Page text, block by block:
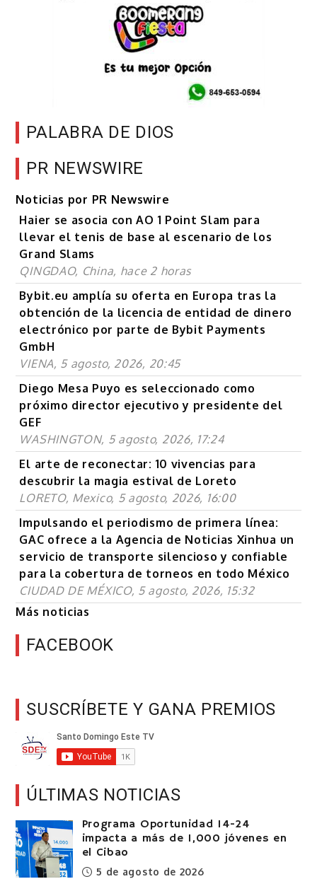
PALABRA DE DIOS
PR NEWSWIRE
Noticias por PR Newswire
Haier se asocia con AO 1 Point Slam para
llevar el tenis de base al escenario de los
Grand Slams
QINGDAO, China, hace 2 horas
Bybit.eu amplía su oferta en Europa tras la
obtención de la licencia de entidad de dinero
electrónico por parte de Bybit Payments
GmbH
VIENA, 5 agosto, 2026, 20:45
Diego Mesa Puyo es seleccionado como
próximo director ejecutivo y presidente del
GEF
WASHINGTON, 5 agosto, 2026, 17:24
El arte de reconectar: 10 vivencias para
descubrir la magia estival de Loreto
LORETO, Mexico, 5 agosto, 2026, 16:00
Impulsando el periodismo de primera línea:
GAC ofrece a la Agencia de Noticias Xinhua un
servicio de transporte silencioso y confiable
para la cobertura de torneos en todo México
CIUDAD DE MÉXICO, 5 agosto, 2026, 15:32
Más noticias
FACEBOOK
SUSCRÍBETE Y GANA PREMIOS
ÚLTIMAS NOTICIAS
Programa Oportunidad 14-24
impacta a más de 1,000 jóvenes en
el Cibao
5 de agosto de 2026